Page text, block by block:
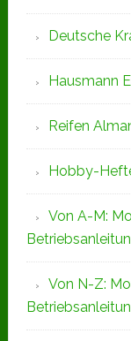
Deutsche
Hausmann
Reifen
Hobby-
Von A-M:
Von N-Z: